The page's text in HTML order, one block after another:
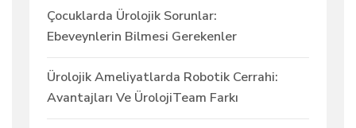
Çocuklarda Ürolojik Sorunlar:
Ebeveynlerin Bilmesi Gerekenler
Ürolojik Ameliyatlarda Robotik Cerrahi:
Avantajları Ve ÜrolojiTeam Farkı